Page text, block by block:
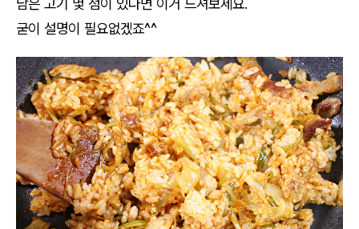
굳이 설명이 필요없겠죠^^